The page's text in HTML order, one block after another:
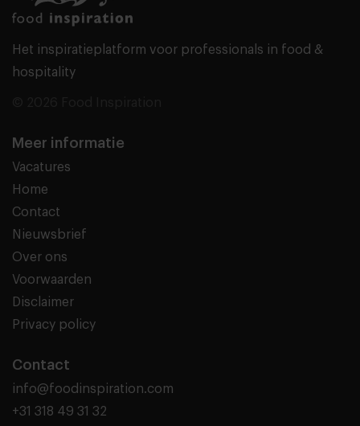
Het inspiratieplatform voor professionals in food &
hospitality
Meer informatie
Vacatures
Home
Contact
Nieuwsbrief
Over ons
Voorwaarden
Disclaimer
Privacy policy
Contact
info@foodinspiration.com
+31 318 49 31 32